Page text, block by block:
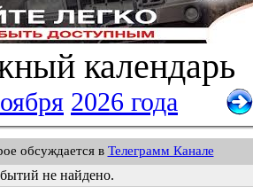
календарь
2026 года
обсуждается в Телеграмм Канале
не найдено.